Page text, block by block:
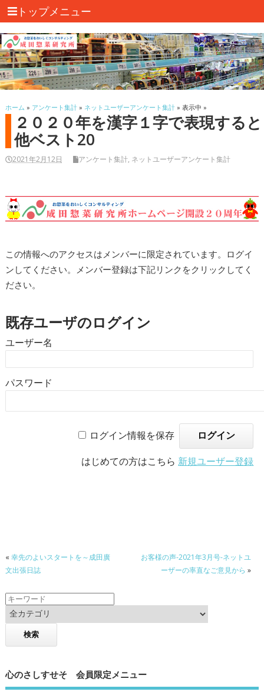
トップメニュー
ホーム » アンケート集計» ネットユーザーアンケート集計» 表示中 »
２０２０年を漢字１字で表現すると
他ベスト20
2021年2月12日 アンケート集計, ネットユーザーアンケート集計
この情報へのアクセスはメンバーに限定されています。ログイ
ンしてください。メンバー登録は下記リンクをクリックしてく
ださい。
既存ユーザのログイン
ユーザー名
パスワード
ログイン情報を保存
はじめての方はこちら 新規ユーザー登録
« 幸先のよいスタートを～成田廣
文出張日誌
お客様の声-2021年3月号-ネットユ
ーザーの率直なご意見から »
心のさしすせそ 会員限定メニュー